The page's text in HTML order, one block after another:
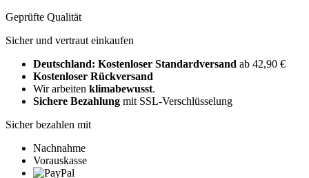
Geprüfte Qualität
Sicher und vertraut einkaufen
Deutschland: Kostenloser Standardversand ab 42,90 €
Kostenloser Rückversand
Wir arbeiten klimabewusst.
Sichere Bezahlung mit SSL-Verschlüsselung
Sicher bezahlen mit
Nachnahme
Vorauskasse